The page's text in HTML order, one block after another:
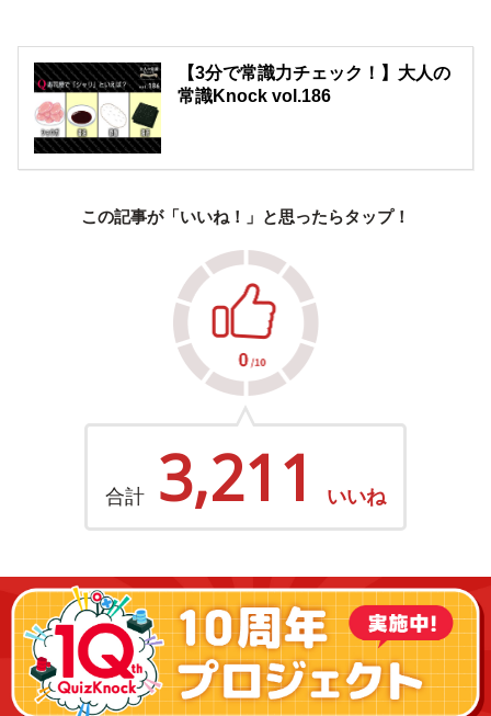
【3分で常識力チェック！】大人の
常識Knock vol.186
この記事が「いいね！」と思ったらタップ！
合計 3,211 いいね